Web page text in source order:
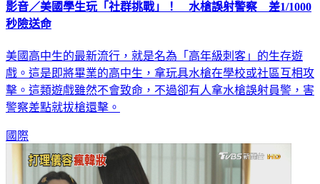
影音／美國學生玩「社群挑戰」！ 水槍誤射警察 差1/1000
秒險送命
美國高中生的最新流行，就是名為「高年級刺客」的生存遊
戲。這是即將畢業的高中生，拿玩具水槍在學校或社區互相攻
擊。這類遊戲雖然不會致命，不過卻有人拿水槍誤射員警，害
警察差點就拔槍還擊。
國際